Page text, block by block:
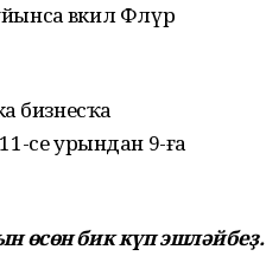
вәкил Флүр
бизнесҡа
11-се урындан 9-ға
өсөн бик күп эшләйбеҙ.